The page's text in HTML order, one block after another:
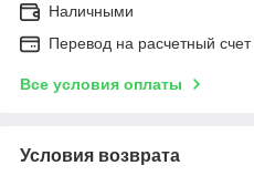
Наличными
Перевод на расчетный
Все условия оплаты
Условия возврата